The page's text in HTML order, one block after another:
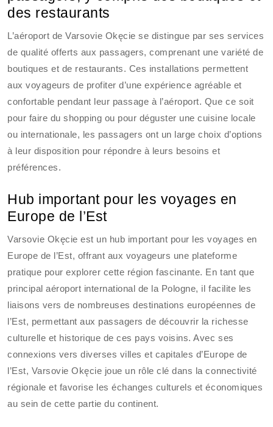
des restaurants
L’aéroport de Varsovie Okęcie se distingue par ses services
de qualité offerts aux passagers, comprenant une variété de
boutiques et de restaurants. Ces installations permettent
aux voyageurs de profiter d’une expérience agréable et
confortable pendant leur passage à l’aéroport. Que ce soit
pour faire du shopping ou pour déguster une cuisine locale
ou internationale, les passagers ont un large choix d’options
à leur disposition pour répondre à leurs besoins et
préférences.
Hub important pour les voyages en
Europe de l’Est
Varsovie Okęcie est un hub important pour les voyages en
Europe de l’Est, offrant aux voyageurs une plateforme
pratique pour explorer cette région fascinante. En tant que
principal aéroport international de la Pologne, il facilite les
liaisons vers de nombreuses destinations européennes de
l’Est, permettant aux passagers de découvrir la richesse
culturelle et historique de ces pays voisins. Avec ses
connexions vers diverses villes et capitales d’Europe de
l’Est, Varsovie Okęcie joue un rôle clé dans la connectivité
régionale et favorise les échanges culturels et économiques
au sein de cette partie du continent.